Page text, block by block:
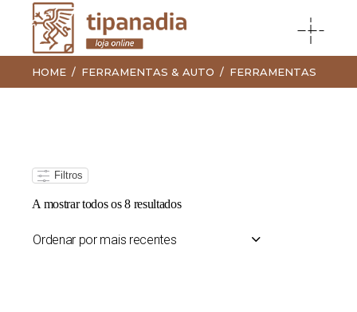
HOME FERRAMENTAS & AUTO FERRAMENTAS
Filtros
A mostrar todos os 8 resultadosOrdenado
por
Ordenar por mais recentes